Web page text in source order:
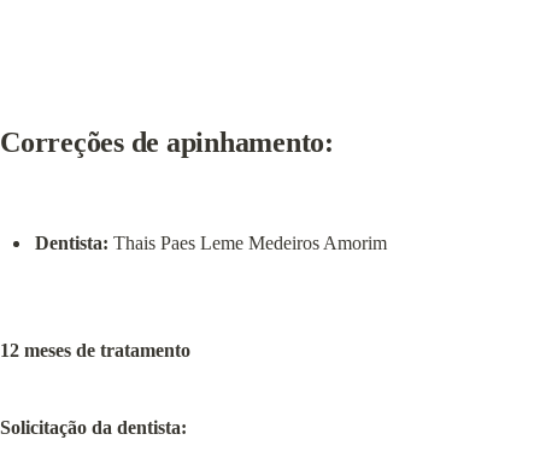
Correções de apinhamento:
Dentista: Thais Paes Leme Medeiros Amorim
12 meses de tratamento
Solicitação da dentista: